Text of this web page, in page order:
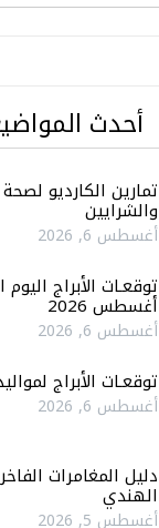
أحدث
تمارين الكارديو
والشرايين
أغسطس 6, 2026
أغسطس 2026
أغسطس 6, 2026
توقعـات الأبراج لمواليد
أغسطس 6, 2026
دليل المغامرات
الهندي
أغسطس 5, 2026